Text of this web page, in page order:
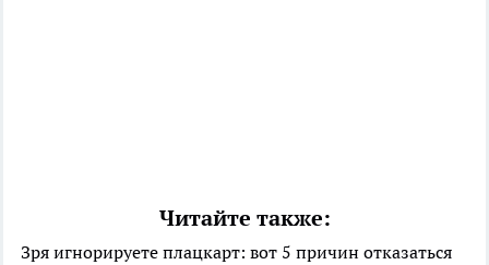
Читайте также:
Зря игнорируете плацкарт: вот 5 причин отказаться